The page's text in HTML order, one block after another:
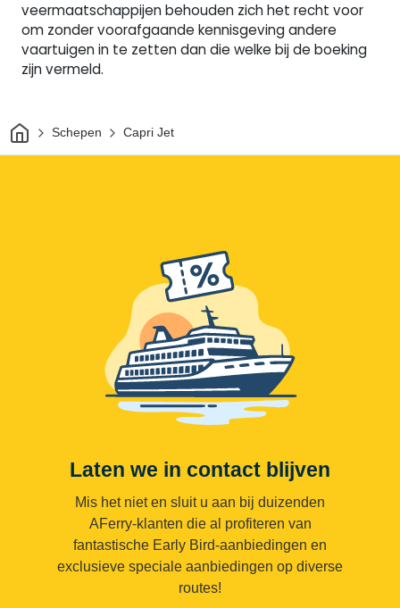
veermaatschappijen behouden zich het recht voor
om zonder voorafgaande kennisgeving andere
vaartuigen in te zetten dan die welke bij de boeking
zijn vermeld.
ThuisSchepen Capri Jet
Laten we in contact blijven
Mis het niet en sluit u aan bij duizenden
AFerry-klanten die al profiteren van
fantastische Early Bird-aanbiedingen en
exclusieve speciale aanbiedingen op diverse
routes!